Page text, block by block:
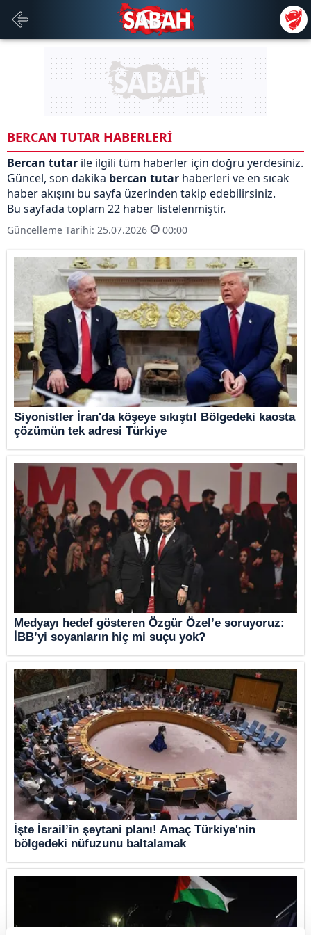
BERCAN TUTAR HABERLERİ
Bercan tutar ile ilgili tüm haberler için doğru yerdesiniz.
Güncel, son dakika bercan tutar haberleri ve en sıcak
haber akışını bu sayfa üzerinden takip edebilirsiniz.
Bu sayfada toplam 22 haber listelenmiştir.
Güncelleme Tarihi: 25.07.2026 00:00
Siyonistler İran'da köşeye sıkıştı! Bölgedeki kaosta
çözümün tek adresi Türkiye
Medyayı hedef gösteren Özgür Özel’e soruyoruz:
İBB’yi soyanların hiç mi suçu yok?
İşte İsrail’in şeytani planı! Amaç Türkiye'nin
bölgedeki nüfuzunu baltalamak